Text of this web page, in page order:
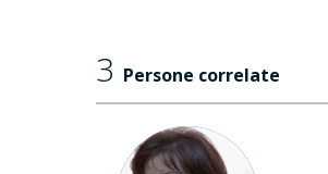
3 Persone correlate